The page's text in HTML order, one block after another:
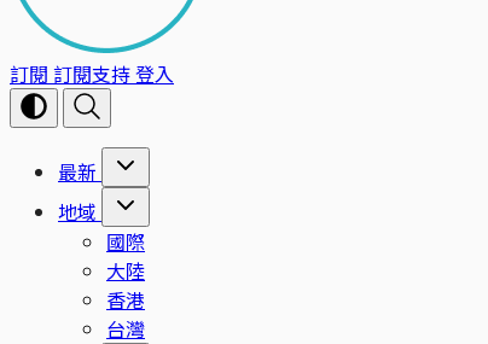
訂閱 訂閱支持登入
最新
地域
國際
大陸
香港
台灣